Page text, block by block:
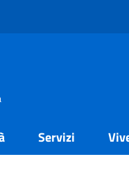
Servizi